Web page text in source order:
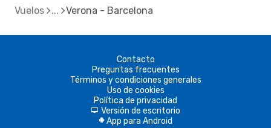
Vuelos Verona - Barcelona
Contacto
Preguntas frecuentes
Términos y condiciones generales
Uso de cookies
Política de privacidad
d Versión de escritorio
A App para Android